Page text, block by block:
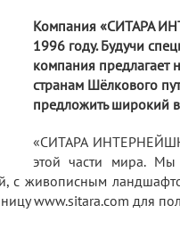
Компания «СИТАРА
1996 году. Будучи
компания предлагает
странам Шёлкового
предложить широкий
«СИТАРА
этой части мира.
с живописным
www.sitara.com для